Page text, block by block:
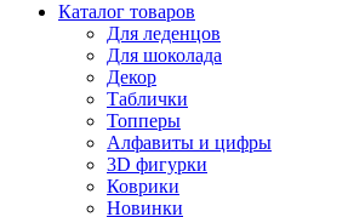
Каталог товаров
Для леденцов
Для шоколада
Декор
Таблички
Топперы
Алфавиты и цифры
3D фигурки
Коврики
Новинки